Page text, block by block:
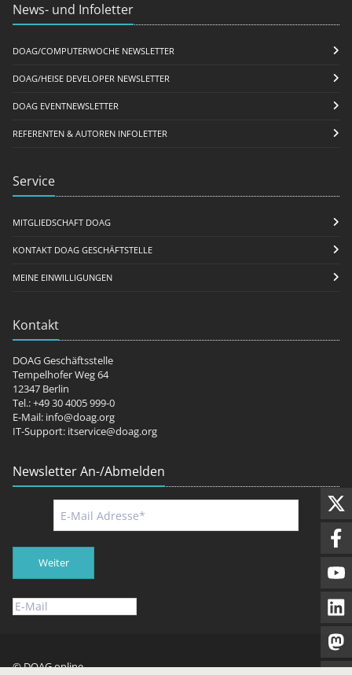
News- und Infoletter
DOAG/COMPUTERWOCHE NEWSLETTER
DOAG/HEISE DEVELOPER NEWSLETTER
DOAG EVENTNEWSLETTER
REFERENTEN & AUTOREN INFOLETTER
Service
MITGLIEDSCHAFT DOAG
KONTAKT DOAG GESCHÄFTSTELLE
MEINE EINWILLIGUNGEN
Kontakt
DOAG Geschäftsstelle
Tempelhofer Weg 64
12347 Berlin
Tel.: +49 30 4005 999-0
E-Mail: info@doag.org
IT-Support: itservice@doag.org
Newsletter An-/Abmelden
Weiter
© DOAG online